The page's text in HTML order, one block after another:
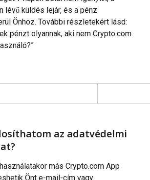
lévő küldés lejár, és a pénz
Önhöz. További részletekért lásd:
pénzt olyannak, aki nem Crypto.com
az adatvédelmi
más Crypto.com App
Önt e-mail-cím vagy